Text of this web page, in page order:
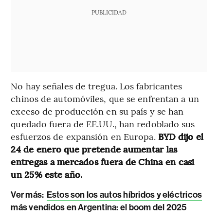
PUBLICIDAD
No hay señales de tregua. Los fabricantes
chinos de automóviles, que se enfrentan a un
exceso de producción en su país y se han
quedado fuera de EE.UU., han redoblado sus
esfuerzos de expansión en Europa. BYD dijo el
24 de enero que pretende aumentar las
entregas a mercados fuera de China en casi
un 25% este año.
Ver más: Estos son los autos híbridos y eléctricos
más vendidos en Argentina: el boom del 2025